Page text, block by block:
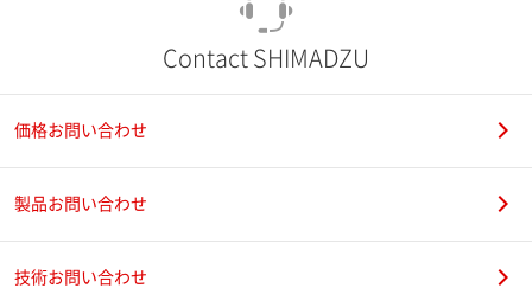
Contact SHIMADZU
価格お問い合わせ
製品お問い合わせ
技術お問い合わせ